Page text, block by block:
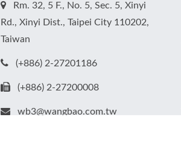
Rm. 32, 5 F., No. 5, Sec. 5, Xinyi
Rd., Xinyi Dist., Taipei City 110202,
Taiwan
(+886) 2-27201186
(+886) 2-27200008
wb3@wangbao.com.tw